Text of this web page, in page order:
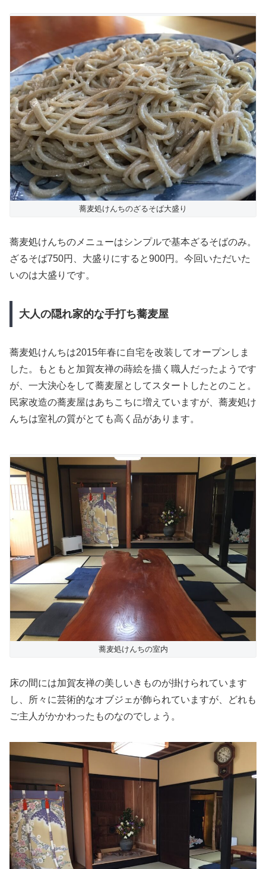
蕎麦処けんちのざるそば大盛り
蕎麦処けんちのメニューはシンプルで基本ざるそばのみ。
ざるそば750円、大盛りにすると900円。今回いただいた
いのは大盛りです。
大人の隠れ家的な手打ち蕎麦屋
蕎麦処けんちは2015年春に自宅を改装してオープンしま
した。もともと加賀友禅の蒔絵を描く職人だったようです
が、一大決心をして蕎麦屋としてスタートしたとのこと。
民家改造の蕎麦屋はあちこちに増えていますが、蕎麦処け
んちは室礼の質がとても高く品があります。
蕎麦処けんちの室内
床の間には加賀友禅の美しいきものが掛けられています
し、所々に芸術的なオブジェが飾られていますが、どれも
ご主人がかかわったものなのでしょう。